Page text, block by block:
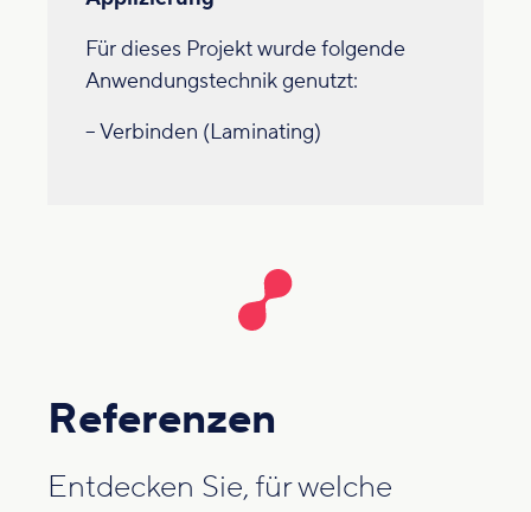
Für dieses Projekt wurde folgende
Anwendungstechnik genutzt:
– Verbinden (Laminating)
Referenzen
Entdecken Sie, für welche